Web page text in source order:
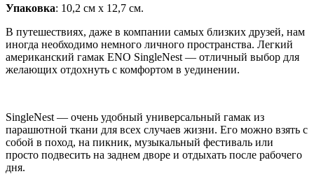
Упаковка: 10,2 см х 12,7 см.
В путешествиях, даже в компании самых близких друзей, нам
иногда необходимо немного личного пространства. Легкий
американский гамак ENO SingleNest — отличный выбор для
желающих отдохнуть с комфортом в уединении.
SingleNest — очень удобный универсальный гамак из
парашютной ткани для всех случаев жизни. Его можно взять с
собой в поход, на пикник, музыкальный фестиваль или
просто подвесить на заднем дворе и отдыхать после рабочего
дня.